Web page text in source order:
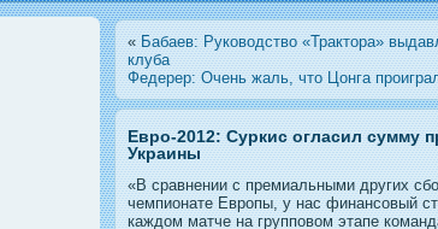
«Бабаев: Руководство «Трактора»
клуба
Федерер: Очень жаль, что Цонга
Евро-2012: Суркис огласил сумму
Украины
«В сравнении с премиальными других
чемпионате Европы, у нас финансовый
каждом матче на групповом этапе